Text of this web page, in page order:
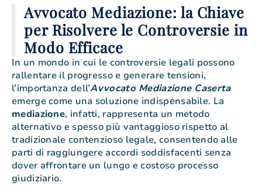
Avvocato Mediazione: la Chiave
per Risolvere le Controversie in
Modo Efficace
In un mondo in cui le controversie legali possono
rallentare il progresso e generare tensioni,
l’importanza dell’Avvocato Mediazione Caserta
emerge come una soluzione indispensabile. La
mediazione, infatti, rappresenta un metodo
alternativo e spesso più vantaggioso rispetto al
tradizionale contenzioso legale, consentendo alle
parti di raggiungere accordi soddisfacenti senza
dover affrontare un lungo e costoso processo
giudiziario.